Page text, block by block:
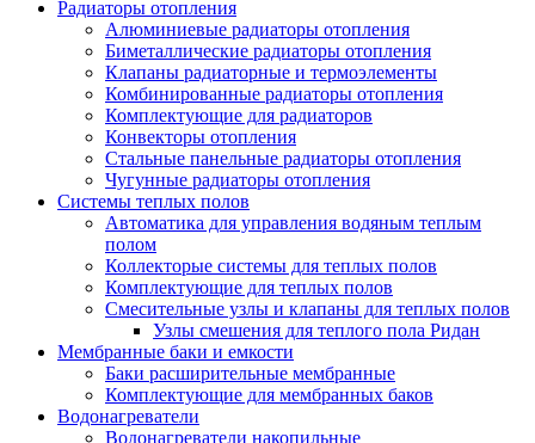
Радиаторы отопления
Алюминиевые радиаторы отопления
Биметаллические радиаторы отопления
Клапаны радиаторные и термоэлементы
Комбинированные радиаторы отопления
Комплектующие для радиаторов
Конвекторы отопления
Стальные панельные радиаторы отопления
Чугунные радиаторы отопления
Системы теплых полов
Автоматика для управления водяным теплым
полом
Коллекторые системы для теплых полов
Комплектующие для теплых полов
Смесительные узлы и клапаны для теплых полов
Узлы смешения для теплого пола Ридан
Мембранные баки и емкости
Баки расширительные мембранные
Комплектующие для мембранных баков
Водонагреватели
Водонагреватели накопильные